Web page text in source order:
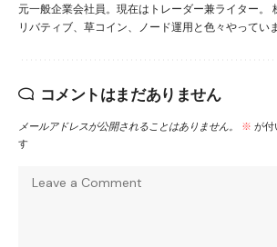
元一般企業会社員。現在はトレーダー兼ライター。
リバティブ、草コイン、ノード運用と色々やっていま
コメントはまだありません
メールアドレスが公開されることはありません。 ※ が付
す